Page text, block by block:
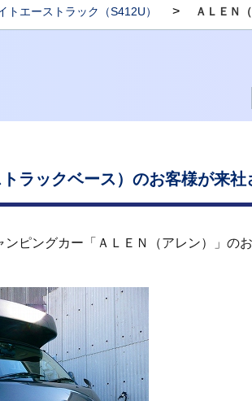
トエーストラック（S412U） > ＡＬＥＮ
ラックベース）のお客様が来
ピングカー「ＡＬＥＮ（アレン）」の